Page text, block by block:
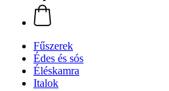
Fűszerek
Édes és sós
Éléskamra
Italok